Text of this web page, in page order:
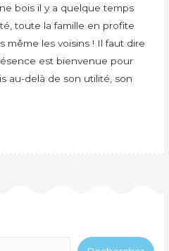
bois il y a quelque temps
toute la famille en profite
même les voisins ! Il faut dire
est bienvenue pour
au-delà de son utilité, son